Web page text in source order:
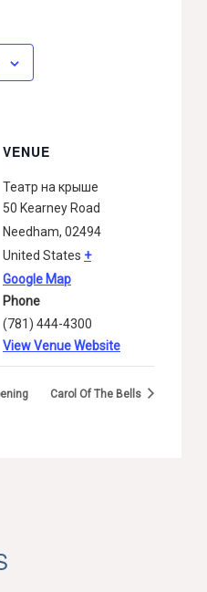
VENUE
Театр на крыше
50 Kearney Road
Needham, 02494
United States +
Google Map
Phone
(781) 444-4300
View Venue Website
Carol Of The Bells